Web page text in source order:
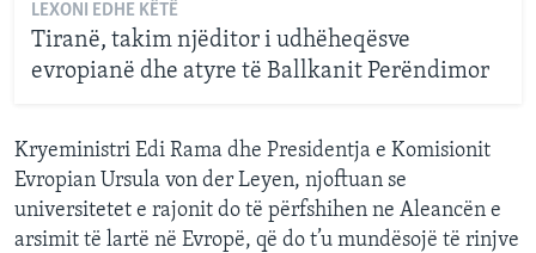
LEXONI EDHE KËTË
Tiranë, takim njëditor i udhëheqësve
evropianë dhe atyre të Ballkanit Perëndimor
Kryeministri Edi Rama dhe Presidentja e Komisionit
Evropian Ursula von der Leyen, njoftuan se
universitetet e rajonit do të përfshihen ne Aleancën e
arsimit të lartë në Evropë, që do t’u mundësojë të rinjve